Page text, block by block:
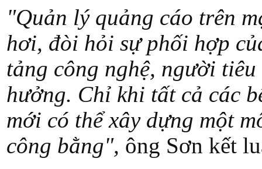
"Quản lý quảng cáo trên
hơi, đòi hỏi sự phối hợp
tảng công nghệ, người
hưởng. Chỉ khi tất cả các
mới có thể xây dựng một
công bằng", ông Sơn kết